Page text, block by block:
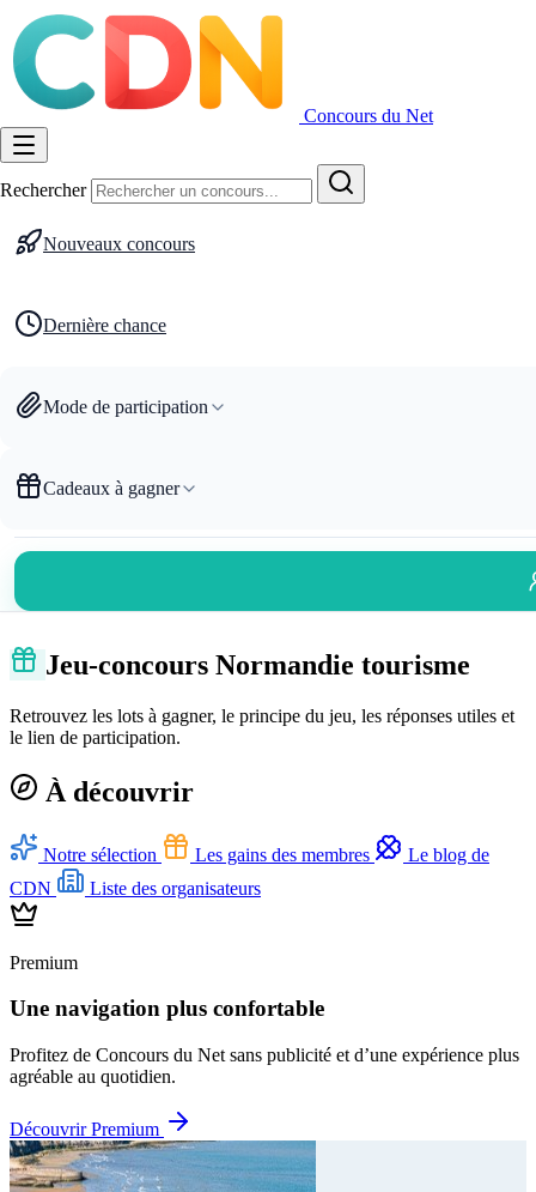
Concours du Net
Rechercher
Nouveaux concours
Dernière chance
Mode de participation
Cadeaux à gagner
Jeu-concours Normandie tourisme
Retrouvez les lots à gagner, le principe du jeu, les réponses utiles et
le lien de participation.
À découvrir
Notre sélection Les gains des membres
Le blog de
CDN
Liste des organisateurs
Premium
Une navigation plus confortable
Profitez de Concours du Net sans publicité et d’une expérience plus
agréable au quotidien.
Découvrir Premium